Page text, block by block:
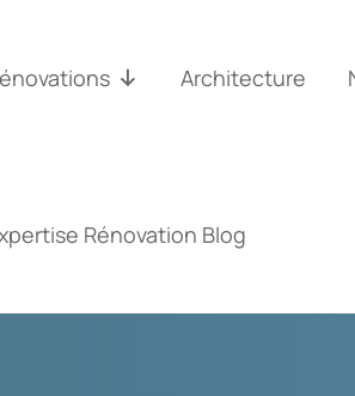
Architecture
Rénovation Blog